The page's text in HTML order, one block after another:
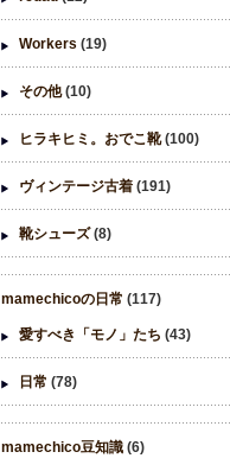
Workers (19)
その他(10)
ヒラキヒミ。おでこ靴(100)
ヴィンテージ古着 (191)
靴シューズ(8)
mamechicoの日常 (117)
愛すべき「モノ」たち (43)
日常 (78)
mamechico豆知識 (6)